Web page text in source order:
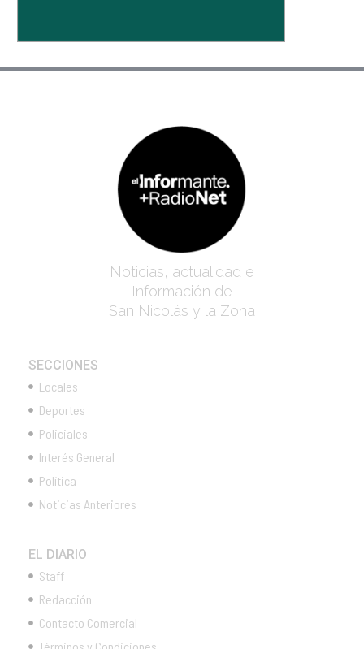
Noticias, actualidad e
Información de
San Nicolás y la Zona
SECCIONES
Locales
Deportes
Policiales
Interés General
Política
Noticias Anteriores
EL DIARIO
Staff
Redacción
Contacto Comercial